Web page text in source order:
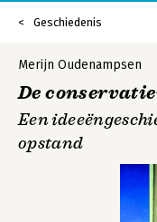
Geschiedenis
Merijn Oudenampsen
De
Een
opstand